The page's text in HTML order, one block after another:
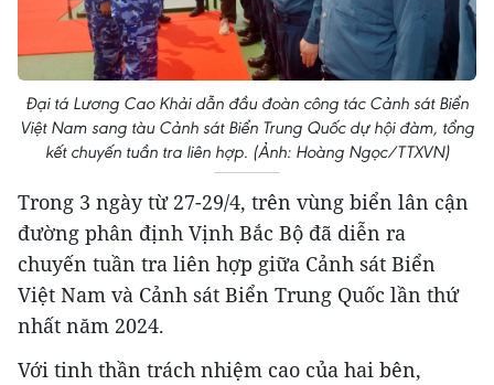
Đại tá Lương Cao Khải dẫn đầu đoàn công tác Cảnh sát Biển
Việt Nam sang tàu Cảnh sát Biển Trung Quốc dự hội đàm, tổng
kết chuyến tuần tra liên hợp. (Ảnh: Hoàng Ngọc/TTXVN)
Trong 3 ngày từ 27-29/4, trên vùng biển lân cận
đường phân định Vịnh Bắc Bộ đã diễn ra
chuyến tuần tra liên hợp giữa Cảnh sát Biển
Việt Nam và Cảnh sát Biển Trung Quốc lần thứ
nhất năm 2024.
Với tinh thần trách nhiệm cao của hai bên,